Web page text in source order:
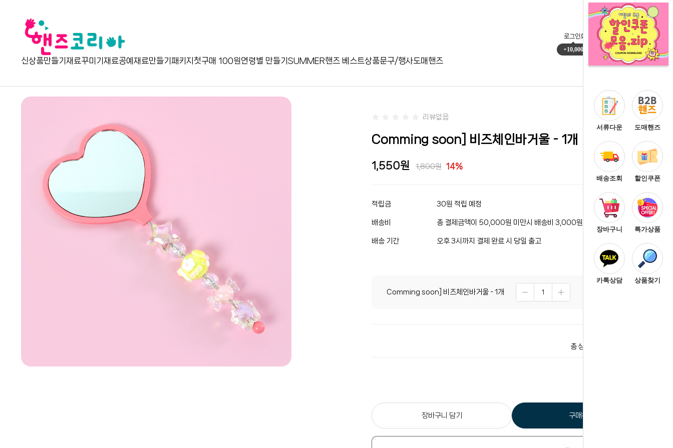
로그인회원가입
+10,000
마이페이지 주문배송
신상품만들기재료꾸미기재료공예재료만들기패키지 첫구매 100원연령별 만들기 SUMMER핸즈 베스트상품문구/행사도매핸즈 0
서류다운 도매핸즈
배송조회 할인쿠폰
장바구니 특가상품
카톡상담 상품찾기
리뷰없음
Comming soon] 비즈체인바거울 - 1개
1,550 1,800 14%
적립금 30원 적립 예정
배송비 총 결제금액이 50,000원 미만시 배송비 3,000원이 청구됩니다.
배송 기간 오후 3시까지 결제 완료 시 당일 출고
Comming soon] 비즈체인바거울 - 1개
총 상품 금액
장바구니 담기 구매하기